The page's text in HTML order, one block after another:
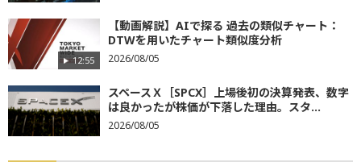
12:55
【動画解説】AIで探る 過去の類似チャート：
DTWを用いたチャート類似度分析
2026/08/05
スペースＸ［SPCX］上場後初の決算発表、数字
は良かったが株価が下落した理由。スタ...
2026/08/05